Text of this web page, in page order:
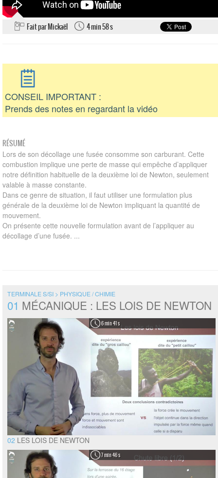
Fait par Mickaël 4 min 58 s
CONSEIL IMPORTANT :
Prends des notes en regardant la vidéo
RÉSUMÉ
Lors de son décollage une fusée consomme son carburant. Cette
combustion implique une perte de masse qui empêche d’appliquer
notre définition habituelle de la deuxième loi de Newton, seulement
valable à masse constante.
Dans ce genre de situation, il faut utiliser une formulation plus
générale de la deuxième loi de Newton impliquant la quantité de
mouvement.
On présente cette nouvelle formulation avant de l’appliquer au
décollage d’une fusée. ...
TERMINALE S/SI > PHYSIQUE / CHIMIE
01 MÉCANIQUE : LES LOIS DE NEWTON
6 min 41 s
02 LES LOIS DE NEWTON
7 min 46 s